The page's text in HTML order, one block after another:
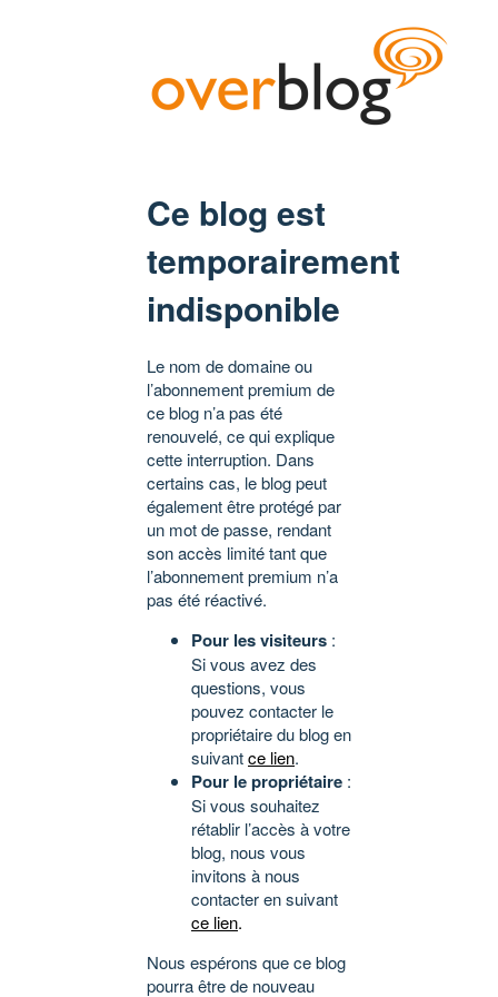
Ce blog est
temporairement
indisponible
Le nom de domaine ou
l’abonnement premium de
ce blog n’a pas été
renouvelé, ce qui explique
cette interruption. Dans
certains cas, le blog peut
également être protégé par
un mot de passe, rendant
son accès limité tant que
l’abonnement premium n’a
pas été réactivé.
Pour les visiteurs :
Si vous avez des
questions, vous
pouvez contacter le
propriétaire du blog en
suivantce lien.
Pour le propriétaire :
Si vous souhaitez
rétablir l’accès à votre
blog, nous vous
invitons à nous
contacter en suivant
ce lien.
Nous espérons que ce blog
pourra être de nouveau